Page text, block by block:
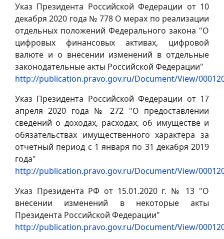
Указ Президента Российской Федерации от 10
декабря 2020 года № 778 О мерах по реализации
отдельных положений Федерального закона "О
цифровых финансовых активах, цифровой
валюте и о внесении изменений в отдельные
законодательные акты Российской Федерации"
http://publication.pravo.gov.ru/Document/View/
Указ Президента Российской Федерации от 17
апреля 2020 года № 272 "О предоставлении
сведений о доходах, расходах, об имуществе и
обязательствах имущественного характера за
отчетный период с 1 января по 31 декабря 2019
года"
http://publication.pravo.gov.ru/Document/View/
Указ Президента РФ от 15.01.2020 г. № 13 "О
внесении изменений в некоторые акты
Президента Российской Федерации"
http://publication.pravo.gov.ru/Document/View/